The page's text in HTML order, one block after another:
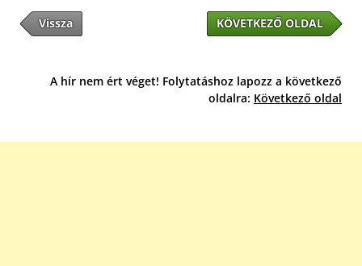
Vissza KÖVETKEZŐ OLDAL
A hír nem ért véget! Folytatáshoz lapozz a következő
oldalra: Következő oldal